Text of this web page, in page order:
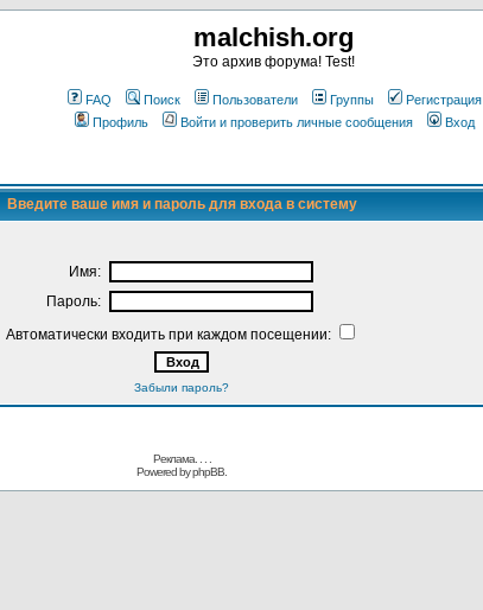
malchish.org
Это архив форума! Test!
FAQ Поиск Пользователи Группы
Регистрация
Профиль
Войти и проверить личные сообщения Вход
Введите ваше имя и пароль для входа в систему
Имя:
Пароль:
Автоматически входить при каждом посещении:
Забыли пароль?
Реклама. . .
Powered byphpBB.